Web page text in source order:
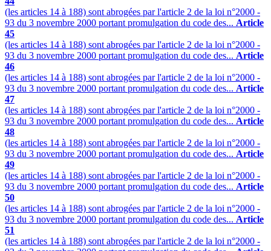
(les articles 14 à 188) sont abrogées par l'article 2 de la loi n°2000 -
93 du 3 novembre 2000 portant promulgation du code des... Article
45
(les articles 14 à 188) sont abrogées par l'article 2 de la loi n°2000 -
93 du 3 novembre 2000 portant promulgation du code des... Article
46
(les articles 14 à 188) sont abrogées par l'article 2 de la loi n°2000 -
93 du 3 novembre 2000 portant promulgation du code des... Article
47
(les articles 14 à 188) sont abrogées par l'article 2 de la loi n°2000 -
93 du 3 novembre 2000 portant promulgation du code des... Article
48
(les articles 14 à 188) sont abrogées par l'article 2 de la loi n°2000 -
93 du 3 novembre 2000 portant promulgation du code des... Article
49
(les articles 14 à 188) sont abrogées par l'article 2 de la loi n°2000 -
93 du 3 novembre 2000 portant promulgation du code des... Article
50
(les articles 14 à 188) sont abrogées par l'article 2 de la loi n°2000 -
93 du 3 novembre 2000 portant promulgation du code des... Article
51
(les articles 14 à 188) sont abrogées par l'article 2 de la loi n°2000 -